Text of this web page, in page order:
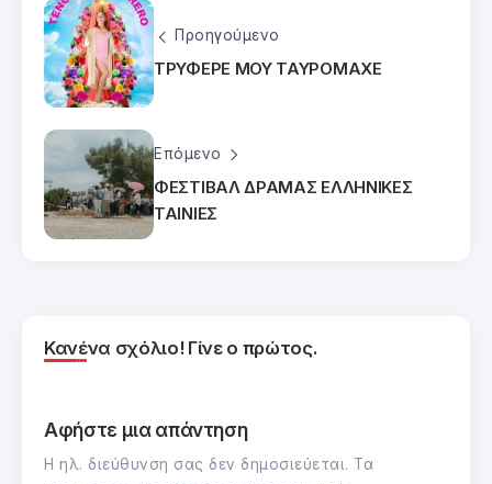
Προηγούμενο
ΤΡΥΦΕΡΕ ΜΟΥ ΤΑΥΡΟΜΑΧΕ
Επόμενο
ΦΕΣΤΙΒΑΛ ΔΡΑΜΑΣ ΕΛΛΗΝΙΚΕΣ
ΤΑΙΝΙΕΣ
Κανένα σχόλιο! Γίνε ο πρώτος.
Αφήστε μια απάντηση
Η ηλ. διεύθυνση σας δεν δημοσιεύεται. Τα